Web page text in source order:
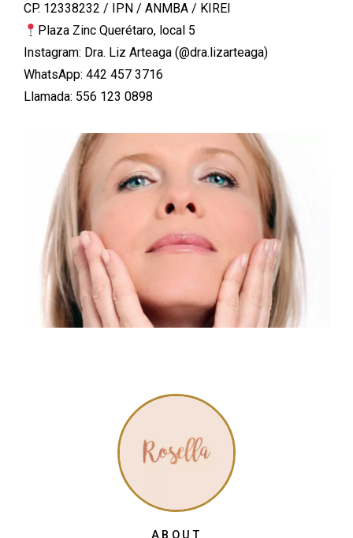
CP. 12338232 / IPN / ANMBA / KIREI
Plaza Zinc Querétaro, local 5
Instagram: Dra. Liz Arteaga (@dra.lizarteaga)
WhatsApp: 442 457 3716
Llamada: 556 123 0898
ABOUT